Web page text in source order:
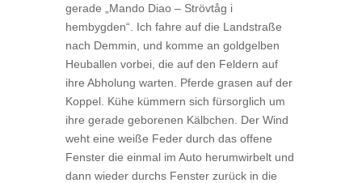
gerade „Mando Diao – Strövtåg i
hembygden“. Ich fahre auf die Landstraße
nach Demmin, und komme an goldgelben
Heuballen vorbei, die auf den Feldern auf
ihre Abholung warten. Pferde grasen auf der
Koppel. Kühe kümmern sich fürsorglich um
ihre gerade geborenen Kälbchen. Der Wind
weht eine weiße Feder durch das offene
Fenster die einmal im Auto herumwirbelt und
dann wieder durchs Fenster zurück in die